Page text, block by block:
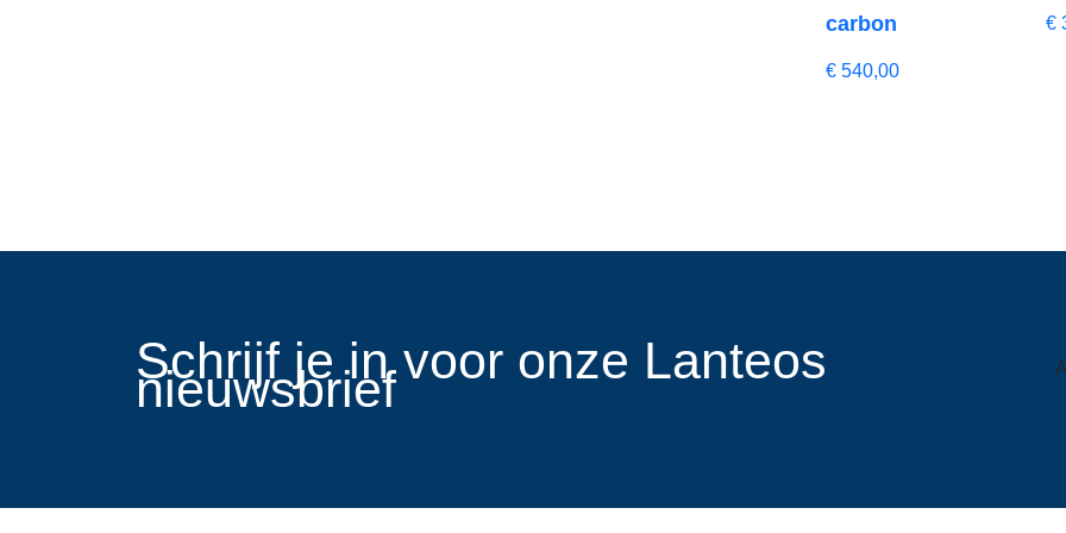
carbon
€ 540,00
€
​Schrijf je in voor onze Lanteos
nieuwsbrief